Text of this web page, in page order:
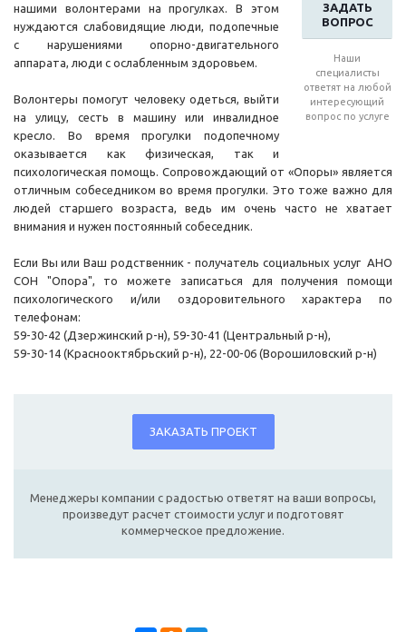
ЗАДАТЬ
ВОПРОС
Наши
специалисты
ответят на любой
интересующий
вопрос по услуге
нашими волонтерами на прогулках. В этом
нуждаются слабовидящие люди, подопечные
с нарушениями опорно-двигательного
аппарата, люди с ослабленным здоровьем.
Волонтеры помогут человеку одеться, выйти
на улицу, сесть в машину или инвалидное
кресло. Во время прогулки подопечному
оказывается как физическая, так и
психологическая помощь. Сопровождающий от «Опоры» является
отличным собеседником во время прогулки. Это тоже важно для
людей старшего возраста, ведь им очень часто не хватает
внимания и нужен постоянный собеседник.
Если Вы или Ваш родственник - получатель социальных услуг АНО
СОН "Опора", то можете записаться для получения помощи
психологического и/или оздоровительного характера по
телефонам:
59-30-42 (Дзержинский р-н), 59-30-41 (Центральный р-н),
59-30-14 (Краснооктябрьский р-н), 22-00-06 (Ворошиловский р-н)
ЗАКАЗАТЬ ПРОЕКТ
Менеджеры компании с радостью ответят на ваши вопросы,
произведут расчет стоимости услуг и подготовят
коммерческое предложение.